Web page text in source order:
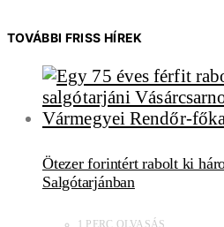
TOVÁBBI FRISS HÍREK
Ötezer forintért rabolt ki
Salgótarjánban
1 PERC OLVASÁS